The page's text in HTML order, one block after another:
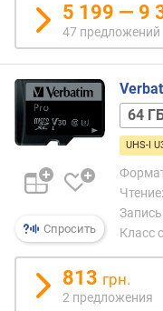
ы
М
Б
/
с
с
о
р
с
5 199 — 9
47 предложений
Спросить
128 ГБ
UHS-I
Чтение:
Класс
813 грн.
2 предложения